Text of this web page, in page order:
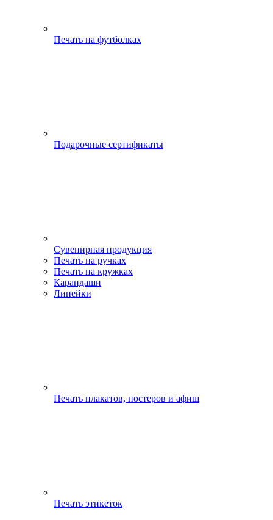
Печать на футболках
Подарочные сертификаты
Сувенирная продукция
Печать на ручках
Печать на кружках
Карандаши
Линейки
Печать плакатов, постеров и афиш
Печать этикеток